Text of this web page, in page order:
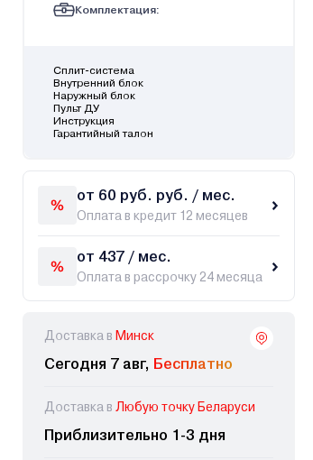
Комплектация:
Сплит-система
Внутренний блок
Наружный блок
Пульт ДУ
Инструкция
Гарантийный талон
от 60 руб. руб. / мес.
Оплата в кредит 12 месяцев
от 437 / мес.
Оплата в рассрочку 24 месяца
Доставка в Минск
Сегодня 7 авг, Бесплатно
Доставка в Любую точку Беларуси
Приблизительно 1-3 дня